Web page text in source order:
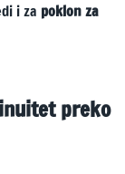
i za poklon za
preko